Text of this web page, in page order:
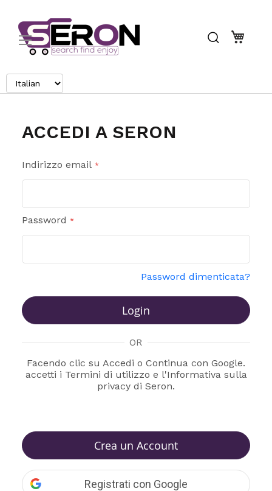
Search
ACCEDI A SERON
Indirizzo email
Password
Password dimenticata?
Login
OR
Facendo clic su Accedi o Continua con Google.
accetti i Termini di utilizzo e l'Informativa sulla
privacy di Seron.
Crea un Account
Registrati con Google